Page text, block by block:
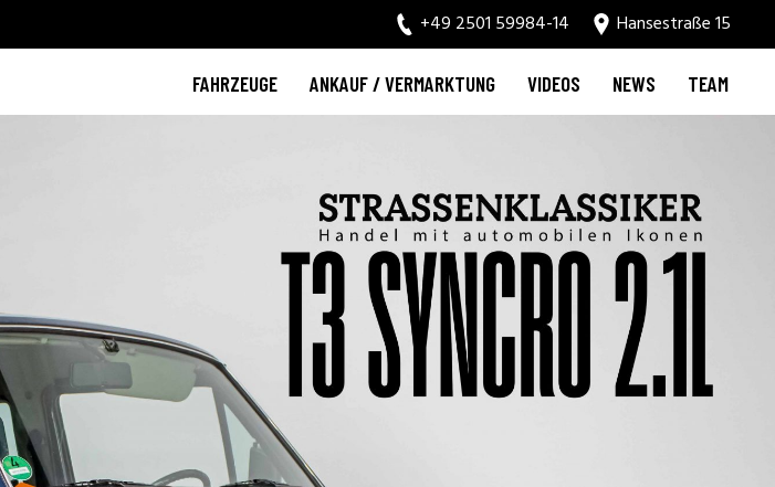
+49 2501 59984-14 Hansestraße 15
FAHRZEUGE ANKAUF / VERMARKTUNG VIDEOS NEWS TEAM